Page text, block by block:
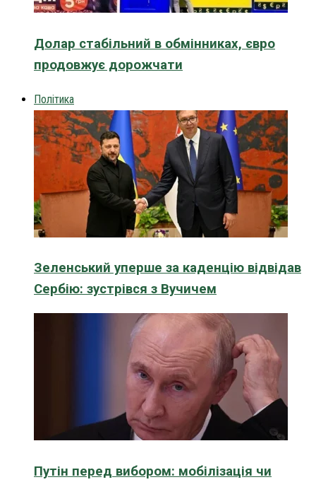
Долар стабільний в обмінниках, євро
продовжує дорожчати
Політика
Зеленський уперше за каденцію відвідав
Сербію: зустрівся з Вучичем
Путін перед вибором: мобілізація чи